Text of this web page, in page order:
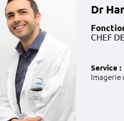
Dr
CHEF
Service :
Imagerie